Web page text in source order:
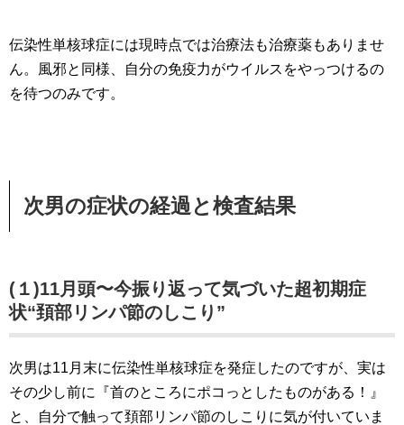
伝染性単核球症には現時点では治療法も治療薬もありませ
ん。風邪と同様、自分の免疫力がウイルスをやっつけるの
を待つのみです。
次男の症状の経過と検査結果
( １)11月頭〜今振り返って気づいた超初期症
状“頚部リンパ節のしこり ”
次男は11月末に伝染性単核球症を発症したのですが、実は
その少し前に『首のところにポコっとしたものがある！』
と、自分で触って頚部リンパ節のしこりに気が付いていま